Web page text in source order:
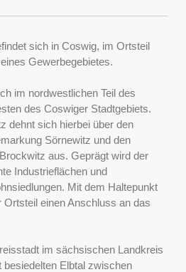
sich in Coswig, im Ortsteil
Gewerbegebietes.
im nordwestlichen Teil des
des Coswiger Stadtgebiets.
dehnt sich hierbei über den
Sörnewitz und den
aus. Geprägt wird der
Industrieflächen und
Mit dem Haltepunkt
einen Anschluss an das
im sächsischen Landkreis
besiedelten Elbtal zwischen